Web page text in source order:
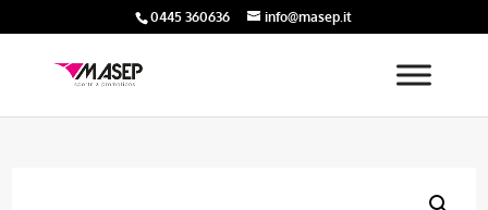
0445 360636 info@masep.it